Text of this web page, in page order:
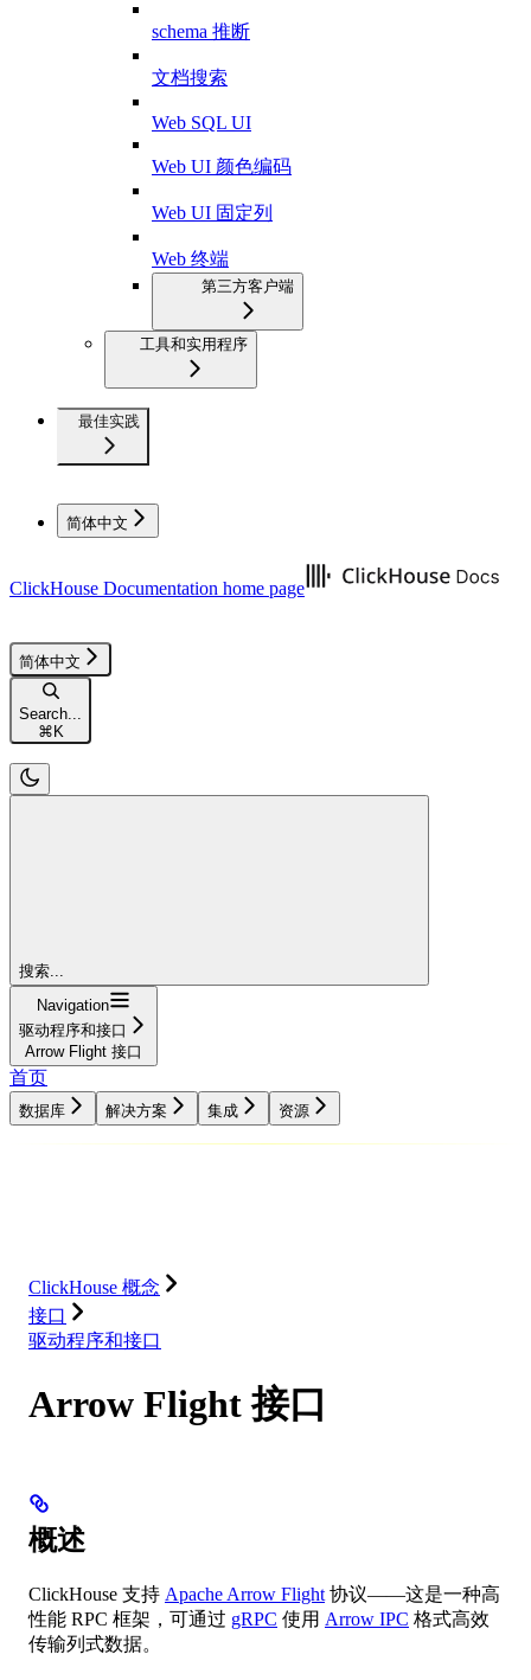
schema 推断
文档搜索
Web SQL UI
Web UI 颜色编码
Web UI 固定列
Web 终端
第三方客户端
工具和实用程序
最佳实践
简体中文
ClickHouse Documentation home page
简体中文
Search...
⌘ K
搜索...
Navigation
驱动程序和接口
Arrow Flight 接口
首页
数据库 解决方案 集成 资源
ClickHouse 概念
接口
驱动程序和接口
Arrow Flight 接口
概述
ClickHouse 支持 Apache Arrow Flight 协议——这是一种高
性能 RPC 框架，可通过 gRPC 使用 Arrow IPC 格式高效
传输列式数据。